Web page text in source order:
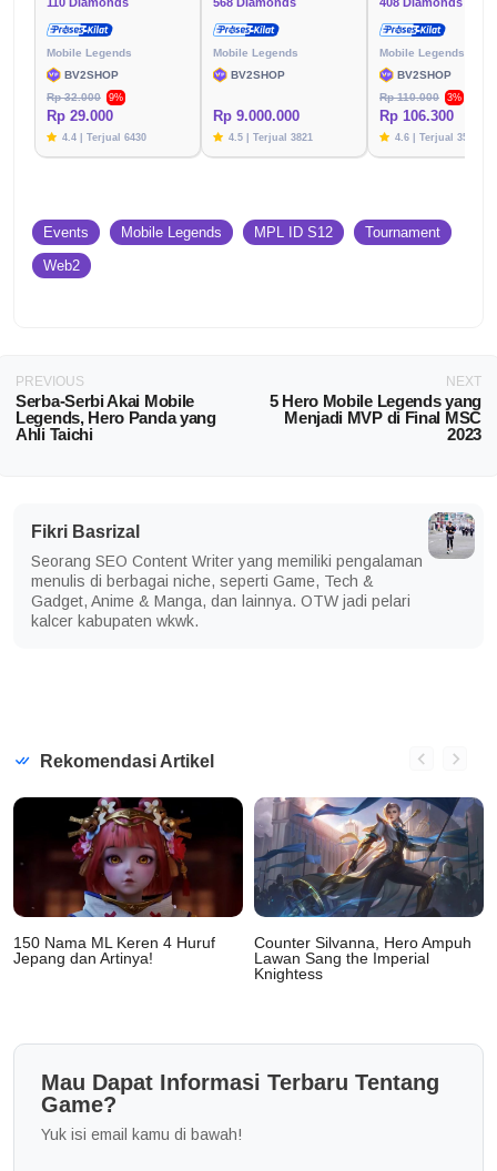
Mobile Legends
BV2SHOP
Rp 32.000
9%
Rp 29.000
4.4 | Terjual 6430
Mobile Legends
BV2SHOP
Rp 9.000.000
4.5 | Terjual 3821
Mobile Legends
BV2SHOP
Rp 110.000
3%
Rp 106.300
4.6 | Terjual 3576
Events Mobile Legends MPL ID S12
Tournament
Web2
PREVIOUS
Serba-Serbi Akai Mobile
Legends, Hero Panda yang
Ahli Taichi
NEXT
5 Hero Mobile Legends yang
Menjadi MVP di Final MSC
2023
Fikri Basrizal
Seorang SEO Content Writer yang memiliki pengalaman
menulis di berbagai niche, seperti Game, Tech &
Gadget, Anime & Manga, dan lainnya. OTW jadi pelari
kalcer kabupaten wkwk.
Rekomendasi Artikel
150 Nama ML Keren 4 Huruf
Jepang dan Artinya!
Counter Silvanna, Hero Ampuh
Lawan Sang the Imperial
Knightess
Mau Dapat Informasi Terbaru Tentang
Game?
Yuk isi email kamu di bawah!